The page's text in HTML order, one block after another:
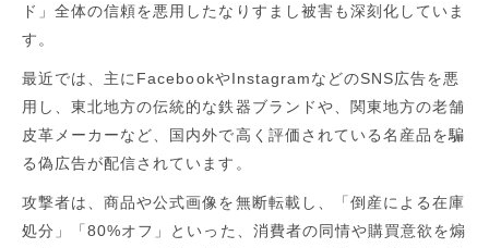
ド」全体の信頼を悪用したなりすまし被害も深刻化していま
す。
最近では、主にFacebookやInstagramなどのSNS広告を悪
用し、東北地方の伝統的な鉄器ブランドや、関東地方の老舗
皮革メーカーなど、国内外で高く評価されている名産品を騙
る偽広告が配信されています。
攻撃者は、商品や公式画像を無断転載し、「倒産による在庫
処分」「80%オフ」といった、消費者の同情や購買意欲を煽